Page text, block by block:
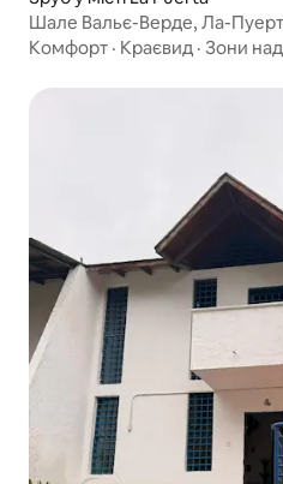
Шале Вальє-Верде, Ла-
Комфорт · Краєвид · Зони